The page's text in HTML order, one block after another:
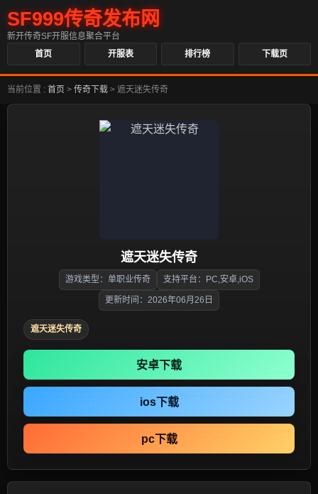
SF999传奇发布网
新开传奇SF开服信息聚合平台
首页
开服表 排行榜 下载页
当前位置 : 首页 > 传奇下载 > 遮天迷失传奇
遮天迷失传奇
游戏类型：单职业传奇 支持平台：PC,安卓,iOS
更新时间：2026年06月26日
遮天迷失传奇
安卓下载
ios下载
pc下载